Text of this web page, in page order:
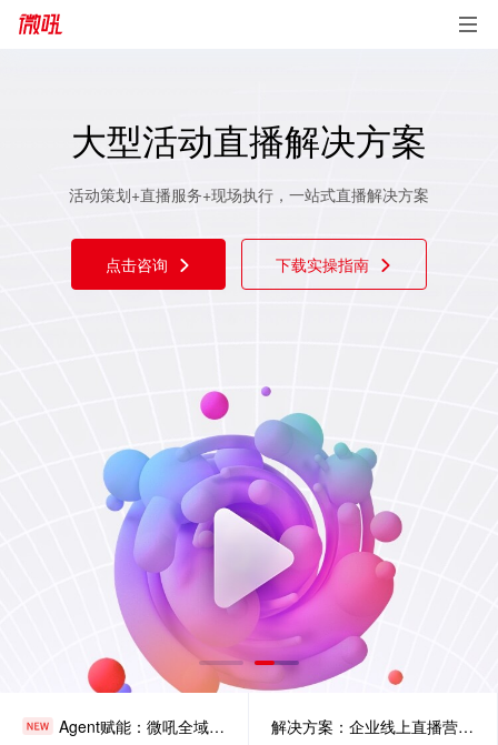
大型活动直播解决方案
活动策划+直播服务+现场执行，一站式直播解决方案
点击咨询 下载实操指南
企业直播找微吼
广受全球客户信赖的企业级直播平台及运营服务商
力企业高速增长
大型活动直播解决方案
活动策划+直播服务+现场执行，一站式直播解决方案
点击咨询 下载实操指南
企业直播找微吼
广受全球客户信赖的企业级直播平台及运营服务商
力企业高速增长
Agent赋能：微吼全域直播智能体 解决方案：企业线上直播营销方案